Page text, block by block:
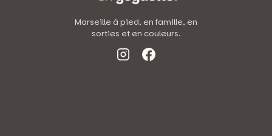
Marseille à pied, en famille, en
sorties et en couleurs.